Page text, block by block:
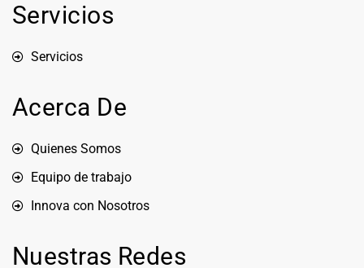
Servicios
Servicios
Acerca De
Quienes Somos
Equipo de trabajo
Innova con Nosotros
Nuestras Redes